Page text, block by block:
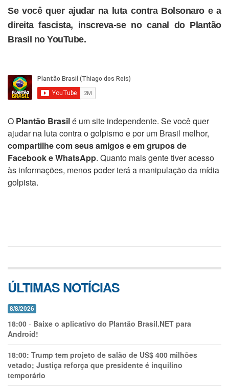
Se você quer ajudar na luta contra Bolsonaro e a
direita fascista, inscreva-se no canal do Plantão
Brasil no YouTube.
O Plantão Brasilé um site independente. Se você quer
ajudar na luta contra o golpismo e por um Brasil melhor,
compartilhe com seus amigos e em grupos de
Facebook e WhatsApp. Quanto mais gente tiver acesso
às informações, menos poder terá a manipulação da mídia
golpista.
ÚLTIMAS NOTÍCIAS
8/8/2026
18:00 - Baixe o aplicativo do Plantão Brasil.NET para
Android!
18:00: Trump tem projeto de salão de US$ 400 milhões
vetado; Justiça reforça que presidente é inquilino
temporário